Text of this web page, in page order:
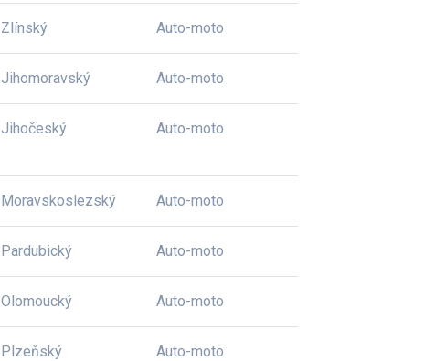
Zlínský Auto-moto
Jihomoravský Auto-moto
Jihočeský Auto-moto
Moravskoslezský Auto-moto
Pardubický Auto-moto
Olomoucký Auto-moto
Plzeňský Auto-moto